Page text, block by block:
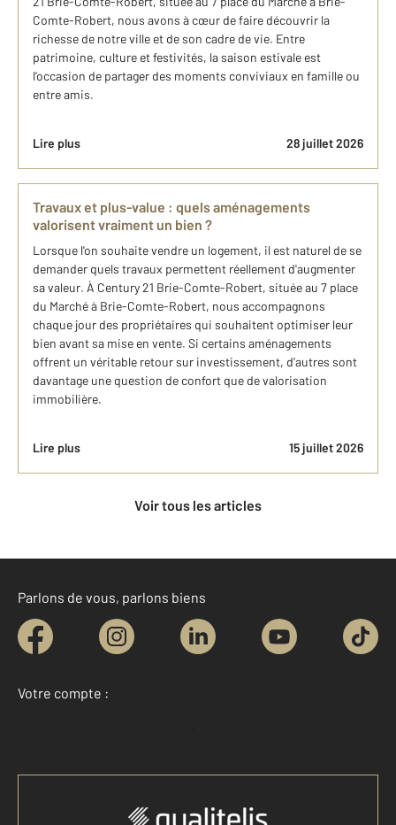
Comte-Robert, nous avons à cœur de faire découvrir la
richesse de notre ville et de son cadre de vie. Entre
patrimoine, culture et festivités, la saison estivale est
l'occasion de partager des moments conviviaux en famille ou
entre amis.
Lire plus 28 juillet 2026
Travaux et plus-value : quels aménagements
valorisent vraiment un bien ?
Lorsque l'on souhaite vendre un logement, il est naturel de se
demander quels travaux permettent réellement d'augmenter
sa valeur. À Century 21 Brie-Comte-Robert, située au 7 place
du Marché à Brie-Comte-Robert, nous accompagnons
chaque jour des propriétaires qui souhaitent optimiser leur
bien avant sa mise en vente. Si certains aménagements
offrent un véritable retour sur investissement, d'autres sont
davantage une question de confort que de valorisation
immobilière.
Lire plus 15 juillet 2026
Voir tous les articles
Parlons de vous, parlons biens
Votre compte :
Accéder à mon compte